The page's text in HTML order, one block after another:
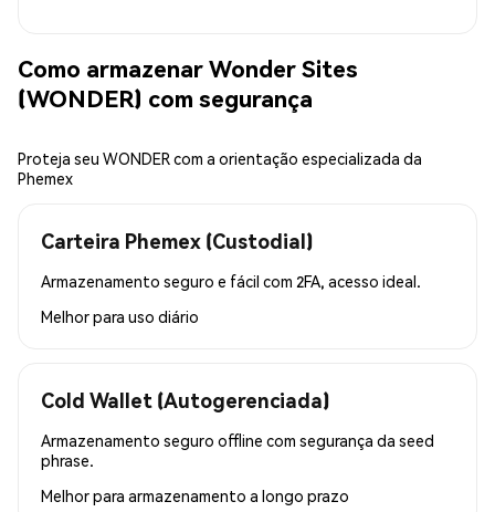
Como armazenar Wonder Sites
(WONDER) com segurança
Proteja seu WONDER com a orientação especializada da
Phemex
Carteira Phemex (Custodial)
Armazenamento seguro e fácil com 2FA, acesso ideal.
Melhor para uso diário
Cold Wallet (Autogerenciada)
Armazenamento seguro offline com segurança da seed
phrase.
Melhor para armazenamento a longo prazo